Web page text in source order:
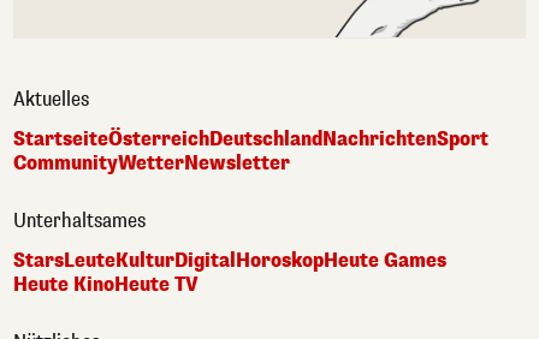
Aktuelles
StartseiteÖsterreichDeutschlandNachrichtenSport
CommunityWetterNewsletter
Unterhaltsames
StarsLeuteKulturDigitalHoroskopHeute Games
Heute KinoHeute TV